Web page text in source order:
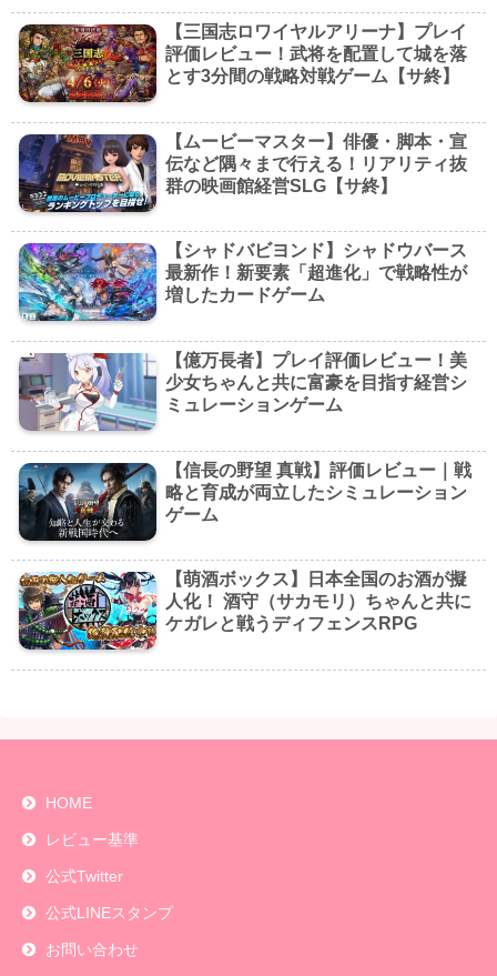
【三国志ロワイヤルアリーナ】プレイ
評価レビュー！武将を配置して城を落
とす3分間の戦略対戦ゲーム【サ終】
【ムービーマスター】俳優・脚本・宣
伝など隅々まで行える！リアリティ抜
群の映画館経営SLG【サ終】
【シャドバビヨンド】シャドウバース
最新作！新要素「超進化」で戦略性が
増したカードゲーム
【億万長者】プレイ評価レビュー！美
少女ちゃんと共に富豪を目指す経営シ
ミュレーションゲーム
【信長の野望 真戦】評価レビュー｜戦
略と育成が両立したシミュレーション
ゲーム
【萌酒ボックス】日本全国のお酒が擬
人化！ 酒守（サカモリ）ちゃんと共に
ケガレと戦うディフェンスRPG
HOME
レビュー基準
公式Twitter
公式LINEスタンプ
お問い合わせ